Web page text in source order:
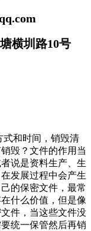
横圳路10号
式和时间，销毁清
毁？文件的作用当
说是资料生产、生
发展过程中会产生
的保密文件，最常
什么价值，但是像
件，当这些文件没
统一保管然后再销